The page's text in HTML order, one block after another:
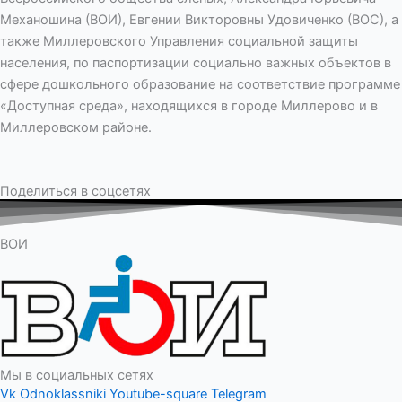
Механошина (ВОИ), Евгении Викторовны Удовиченко (ВОС), а
также Миллеровского Управления социальной защиты
населения, по паспортизации социально важных объектов в
сфере дошкольного образование на соответствие программе
«Доступная среда», находящихся в городе Миллерово и в
Миллеровском районе.
Поделиться в соцсетях
ВОИ
Мы в социальных сетях
Vk Odnoklassniki Youtube-square Telegram